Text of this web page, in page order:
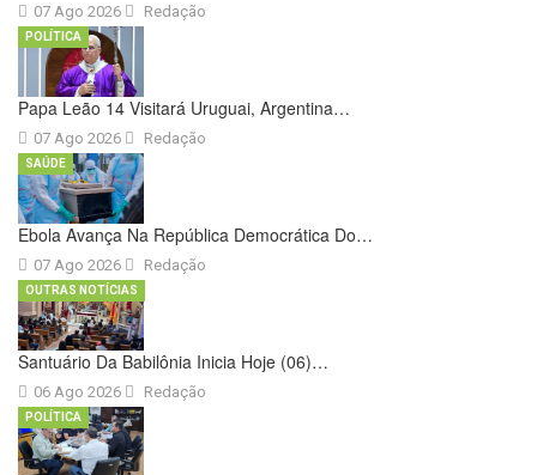
07 Ago 2026 Redação
Papa Leão 14 Visitará Uruguai, Argentina…
07 Ago 2026
POLÍTICA
Redação
Ebola Avança Na República Democrática Do…
07 Ago 2026
SAÚDE
Redação
Santuário Da Babilônia Inicia Hoje (06)…
06 Ago 2026
OUTRAS NOTÍCIAS
Redação
POLÍTICA